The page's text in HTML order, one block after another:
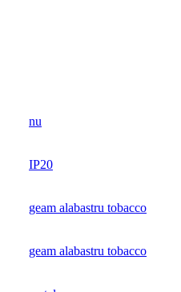
nu
IP20
geam alabastru tobacco
geam alabastru tobacco